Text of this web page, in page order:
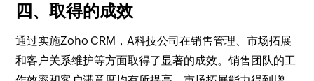
四、取得的成效
通过实施Zoho CRM，A科技公司在销售管理、市场拓展
和客户关系维护等方面取得了显著的成效。销售团队的工